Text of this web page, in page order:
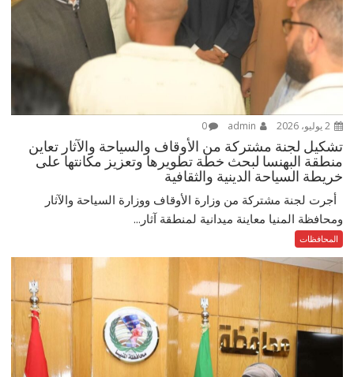
2 يوليو، 2026 0
تشكيل لجنة مشتركة من الأوقاف والسياحة والآثار تعاين
منطقة البهنسا لبحث خطة تطويرها وتعزيز مكانتها على
خريطة السياحة الدينية والثقافية
أجرت لجنة مشتركة من وزارة الأوقاف ووزارة السياحة والآثار
ومحافظة المنيا معاينة ميدانية لمنطقة آثار...
المحافظات